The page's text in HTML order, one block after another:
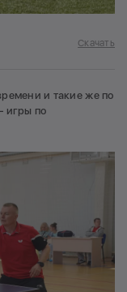
Скачать
и такие же по
игры по